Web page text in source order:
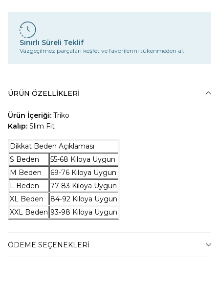
Sınırlı Süreli Teklif
Vazgeçilmez parçaları keşfet ve favorilerini tükenmeden al.
ÜRÜN ÖZELLIKLERI
Ürün İçeriği: Triko
Kalıp: Slim Fit
Dikkat Beden Açıklaması
S Beden
55-68 Kiloya Uygun
M Beden
69-76 Kiloya Uygun
L Beden
77-83 Kiloya Uygun
XL Beden
84-92 Kiloya Uygun
XXL Beden 93-98 Kiloya Uygun
Teslimat
ÖDEME SEÇENEKLERI